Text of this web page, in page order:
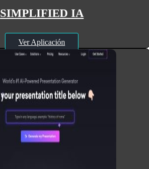
SIMPLIFIED IA
Ver Aplicación